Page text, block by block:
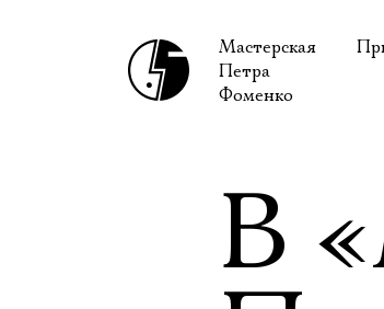
Мастерская
Петра
Фоменко
В